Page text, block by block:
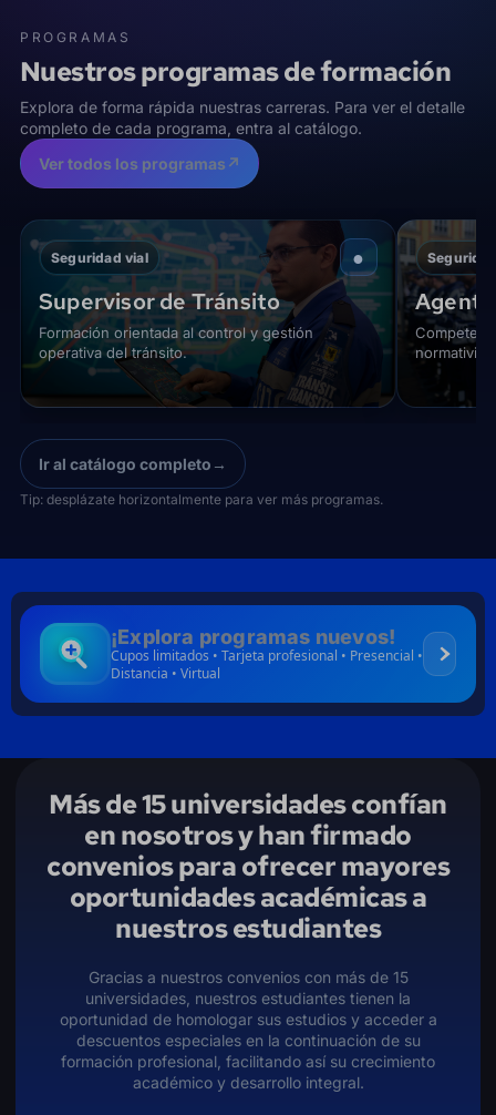
PROGRAMAS
Nuestros programas de formación
Explora de forma rápida nuestras carreras. Para ver el detalle
completo de cada programa, entra al catálogo.
Ver todos los programas ↗
Seguridad vial ●
Supervisor de Tránsito
Formación orientada al control y gestión
operativa del tránsito.
Ir al catálogo completo →
Tip: desplázate horizontalmente para ver más programas.
¡Explora programas nuevos!
Cupos limitados • Tarjeta profesional • Presencial •
Distancia • Virtual
Más de 15 universidades confían
en nosotros y han firmado
convenios para ofrecer mayores
oportunidades académicas a
nuestros estudiantes
Gracias a nuestros convenios con más de 15
universidades, nuestros estudiantes tienen la
oportunidad de homologar sus estudios y acceder a
descuentos especiales en la continuación de su
formación profesional, facilitando así su crecimiento
académico y desarrollo integral.